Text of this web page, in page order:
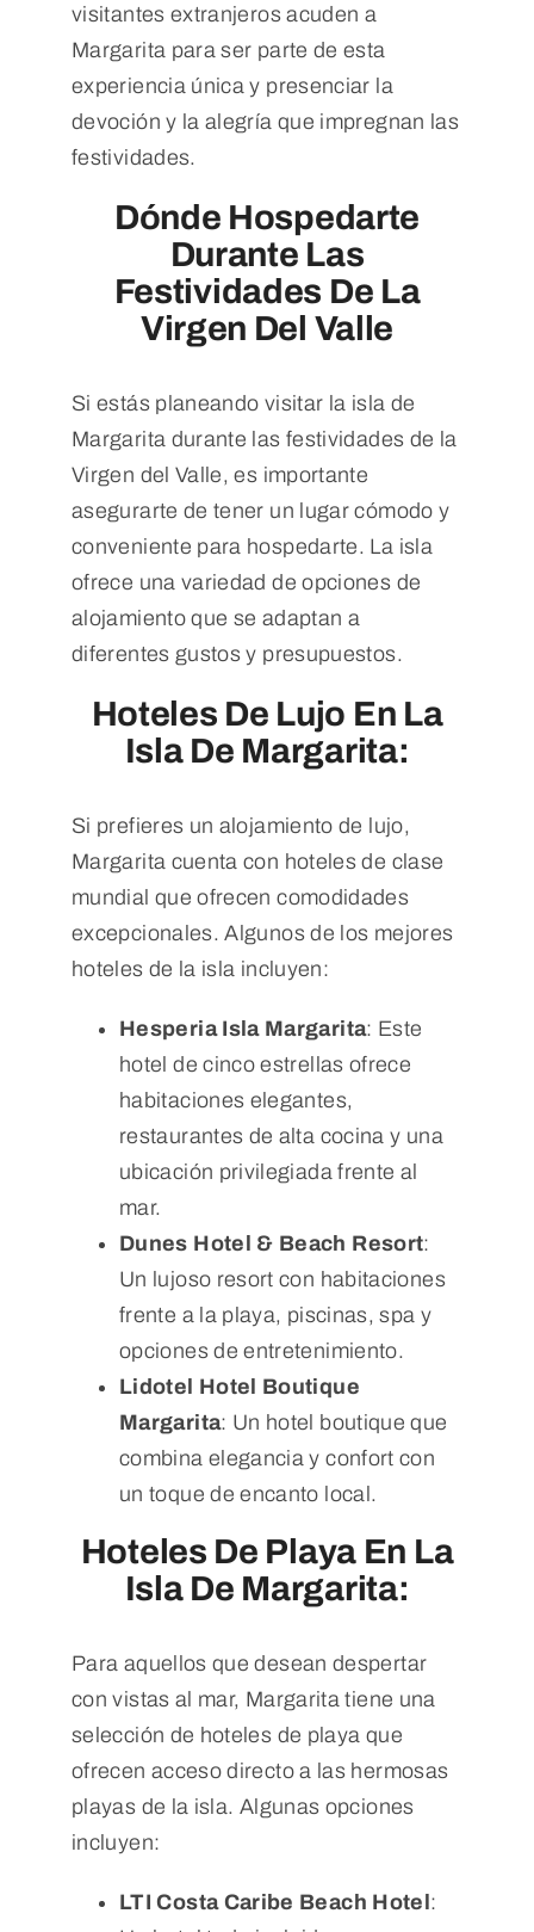
visitantes extranjeros acuden a
Margarita para ser parte de esta
experiencia única y presenciar la
devoción y la alegría que impregnan las
festividades.
Dónde Hospedarte
Durante Las
Festividades De La
Virgen Del Valle
Si estás planeando visitar la isla de
Margarita durante las festividades de la
Virgen del Valle, es importante
asegurarte de tener un lugar cómodo y
conveniente para hospedarte. La isla
ofrece una variedad de opciones de
alojamiento que se adaptan a
diferentes gustos y presupuestos.
Hoteles De Lujo En La
Isla De Margarita:
Si prefieres un alojamiento de lujo,
Margarita cuenta con hoteles de clase
mundial que ofrecen comodidades
excepcionales. Algunos de los mejores
hoteles de la isla incluyen:
Hesperia Isla Margarita: Este
hotel de cinco estrellas ofrece
habitaciones elegantes,
restaurantes de alta cocina y una
ubicación privilegiada frente al
mar.
Dunes Hotel & Beach Resort:
Un lujoso resort con habitaciones
frente a la playa, piscinas, spa y
opciones de entretenimiento.
Lidotel Hotel Boutique
Margarita: Un hotel boutique que
combina elegancia y confort con
un toque de encanto local.
Hoteles De Playa En La
Isla De Margarita:
Para aquellos que desean despertar
con vistas al mar, Margarita tiene una
selección de hoteles de playa que
ofrecen acceso directo a las hermosas
playas de la isla. Algunas opciones
incluyen:
LTI Costa Caribe Beach Hotel: